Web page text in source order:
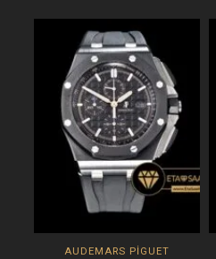
AUDEMARS PIGUET